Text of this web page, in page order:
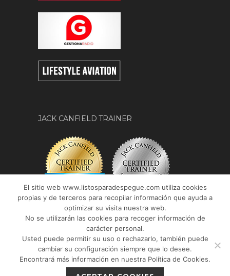
JACK CANFIELD TRAINER
El sitio web www.listosparadespegue.com utiliza cookies
propias y de terceros para recopilar información que ayuda a
optimizar su visita nuestra web.
No se utilizarán las cookies para recoger información de
carácter personal.
Usted puede permitir su uso o rechazarlo, también puede
cambiar su configuración siempre que lo desee.
Encontrará más información en nuestra Política de Cookies.